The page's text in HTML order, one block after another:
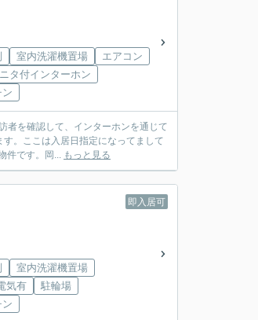
室内洗濯機置場
エアコン
タ付インターホン
を確認して、インターホンを通じて
。ここは入居日指定になってまして
件です。岡... もっと見る
即入居可
室内洗濯機置場
気有
駐輪場